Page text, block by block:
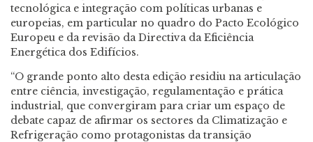
tecnológica e integração com políticas urbanas e
europeias, em particular no quadro do Pacto Ecológico
Europeu e da revisão da Directiva da Eficiência
Energética dos Edifícios.
“O grande ponto alto desta edição residiu na articulação
entre ciência, investigação, regulamentação e prática
industrial, que convergiram para criar um espaço de
debate capaz de afirmar os sectores da Climatização e
Refrigeração como protagonistas da transição